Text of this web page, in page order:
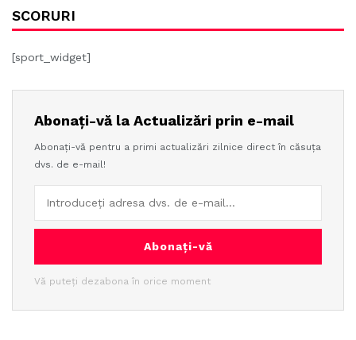
SCORURI
[sport_widget]
Abonați-vă la Actualizări prin e-mail
Abonați-vă pentru a primi actualizări zilnice direct în căsuța
dvs. de e-mail!
Abonați-vă
Vă puteți dezabona în orice moment